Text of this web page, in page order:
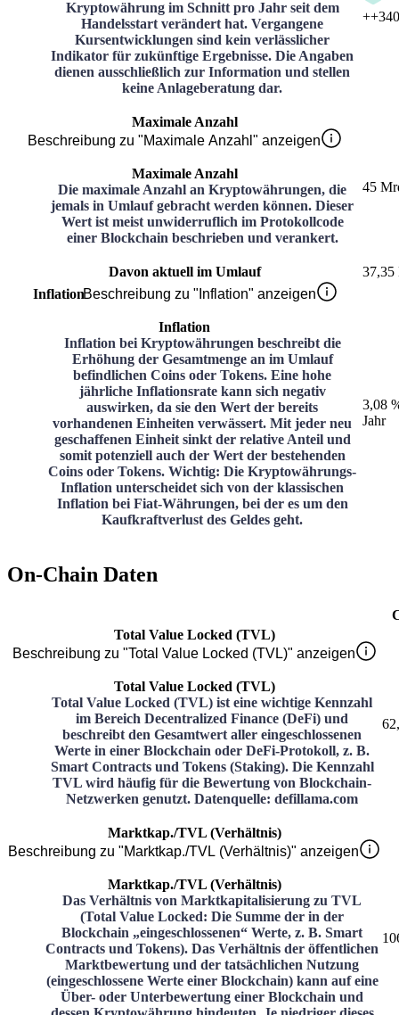
Kryptowährung im Schnitt pro Jahr seit dem
Handelsstart verändert hat. Vergangene
Kursentwicklungen sind kein verlässlicher
Indikator für zukünftige Ergebnisse. Die Angaben
dienen ausschließlich zur Information und stellen
keine Anlageberatung dar.
+
Maximale Anzahl
Beschreibung zu "Maximale Anzahl" anzeigen
Maximale Anzahl
Die maximale Anzahl an Kryptowährungen, die
jemals in Umlauf gebracht werden können. Dieser
Wert ist meist unwiderruflich im Protokollcode
einer Blockchain beschrieben und verankert.
45
Davon aktuell im Umlauf
37,35
InflationBeschreibung zu "Inflation" anzeigen
Inflation
Inflation bei Kryptowährungen beschreibt die
Erhöhung der Gesamtmenge an im Umlauf
befindlichen Coins oder Tokens. Eine hohe
jährliche Inflationsrate kann sich negativ
auswirken, da sie den Wert der bereits
vorhandenen Einheiten verwässert. Mit jeder neu
geschaffenen Einheit sinkt der relative Anteil und
somit potenziell auch der Wert der bestehenden
Coins oder Tokens. Wichtig: Die Kryptowährungs-
Inflation unterscheidet sich von der klassischen
Inflation bei Fiat-Währungen, bei der es um den
Kaufkraftverlust des Geldes geht.
3,08
Jahr
On-Chain Daten
Total Value Locked (TVL)
Beschreibung zu "Total Value Locked (TVL)" anzeigen
Total Value Locked (TVL)
Total Value Locked (TVL) ist eine wichtige Kennzahl
im Bereich Decentralized Finance (DeFi) und
beschreibt den Gesamtwert aller eingeschlossenen
Werte in einer Blockchain oder DeFi-Protokoll, z. B.
Smart Contracts und Tokens (Staking). Die Kennzahl
TVL wird häufig für die Bewertung von Blockchain-
Netzwerken genutzt. Datenquelle: defillama.com
Marktkap./TVL (Verhältnis)
Beschreibung zu "Marktkap./TVL (Verhältnis)" anzeigen
Marktkap./TVL (Verhältnis)
Das Verhältnis von Marktkapitalisierung zu TVL
(Total Value Locked: Die Summe der in der
Blockchain „eingeschlossenen“ Werte, z. B. Smart
Contracts und Tokens). Das Verhältnis der öffentlichen
Marktbewertung und der tatsächlichen Nutzung
(eingeschlossene Werte einer Blockchain) kann auf eine
Über- oder Unterbewertung einer Blockchain und